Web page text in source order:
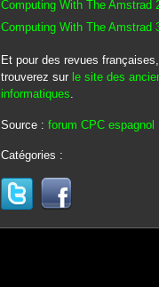
Computing With The Amstrad
Computing With The Amstrad
Et pour des revues
trouverez sur le site des
informatiques.
Source : forum CPC espagnol
Catégories :